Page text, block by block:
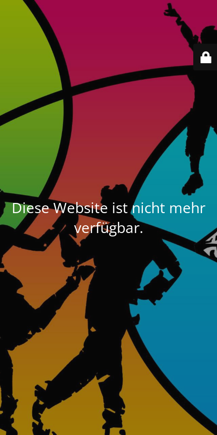
Diese Website ist nicht mehr
verfügbar.